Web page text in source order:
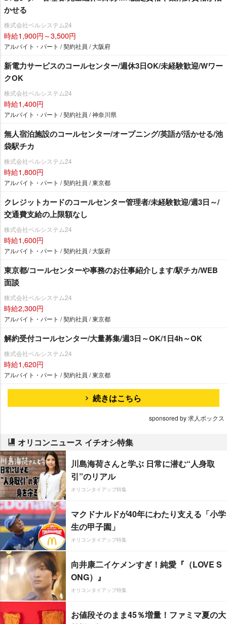
かせる
株式会社ベルシステム24
時給1,900円～3,500円
アルバイト・パート / 契約社員 / 大阪府
新電力サービスのコールセンター/週休3日OK/未経験歓迎/Wワー
クOK
株式会社ベルシステム24
時給1,400円
アルバイト・パート / 契約社員 / 神奈川県
無人宿泊施設のコールセンター/オープニング/英語が活かせる/池
袋駅チカ
株式会社ベルシステム24
時給1,800円
アルバイト・パート / 契約社員 / 東京都
クレジットカードのコールセンター管理者/未経験歓迎/週3日～/
交通費支給の上限額なし
株式会社ベルシステム24
時給1,600円
アルバイト・パート / 契約社員 / 大阪府
東京都/コールセンターや事務のお仕事紹介します/駅チカ/WEB
面談
株式会社ベルシステム24
時給2,300円
アルバイト・パート / 契約社員 / 東京都
解約受付コールセンター/大量募集/週3日～OK/1日4h～OK
株式会社ベルシステム24
時給1,620円
アルバイト・パート / 契約社員 / 東京都
続きはこちら
sponsored by 求人ボックス
オリコンニュース イチオシ特集
川島海荷さんと学ぶ 日常に潜む“人身取
引”のリアル
オリコンタイアップ特集
マクドナルドが40年にわたり支える「小学
生の甲子園」
オリコンタイアップ特集
向井康二イケメンすぎ！純愛『（LOVE S
ONG）』
オリコンタイアップ特集
お値段そのまま45％増量！ファミマ夏の大